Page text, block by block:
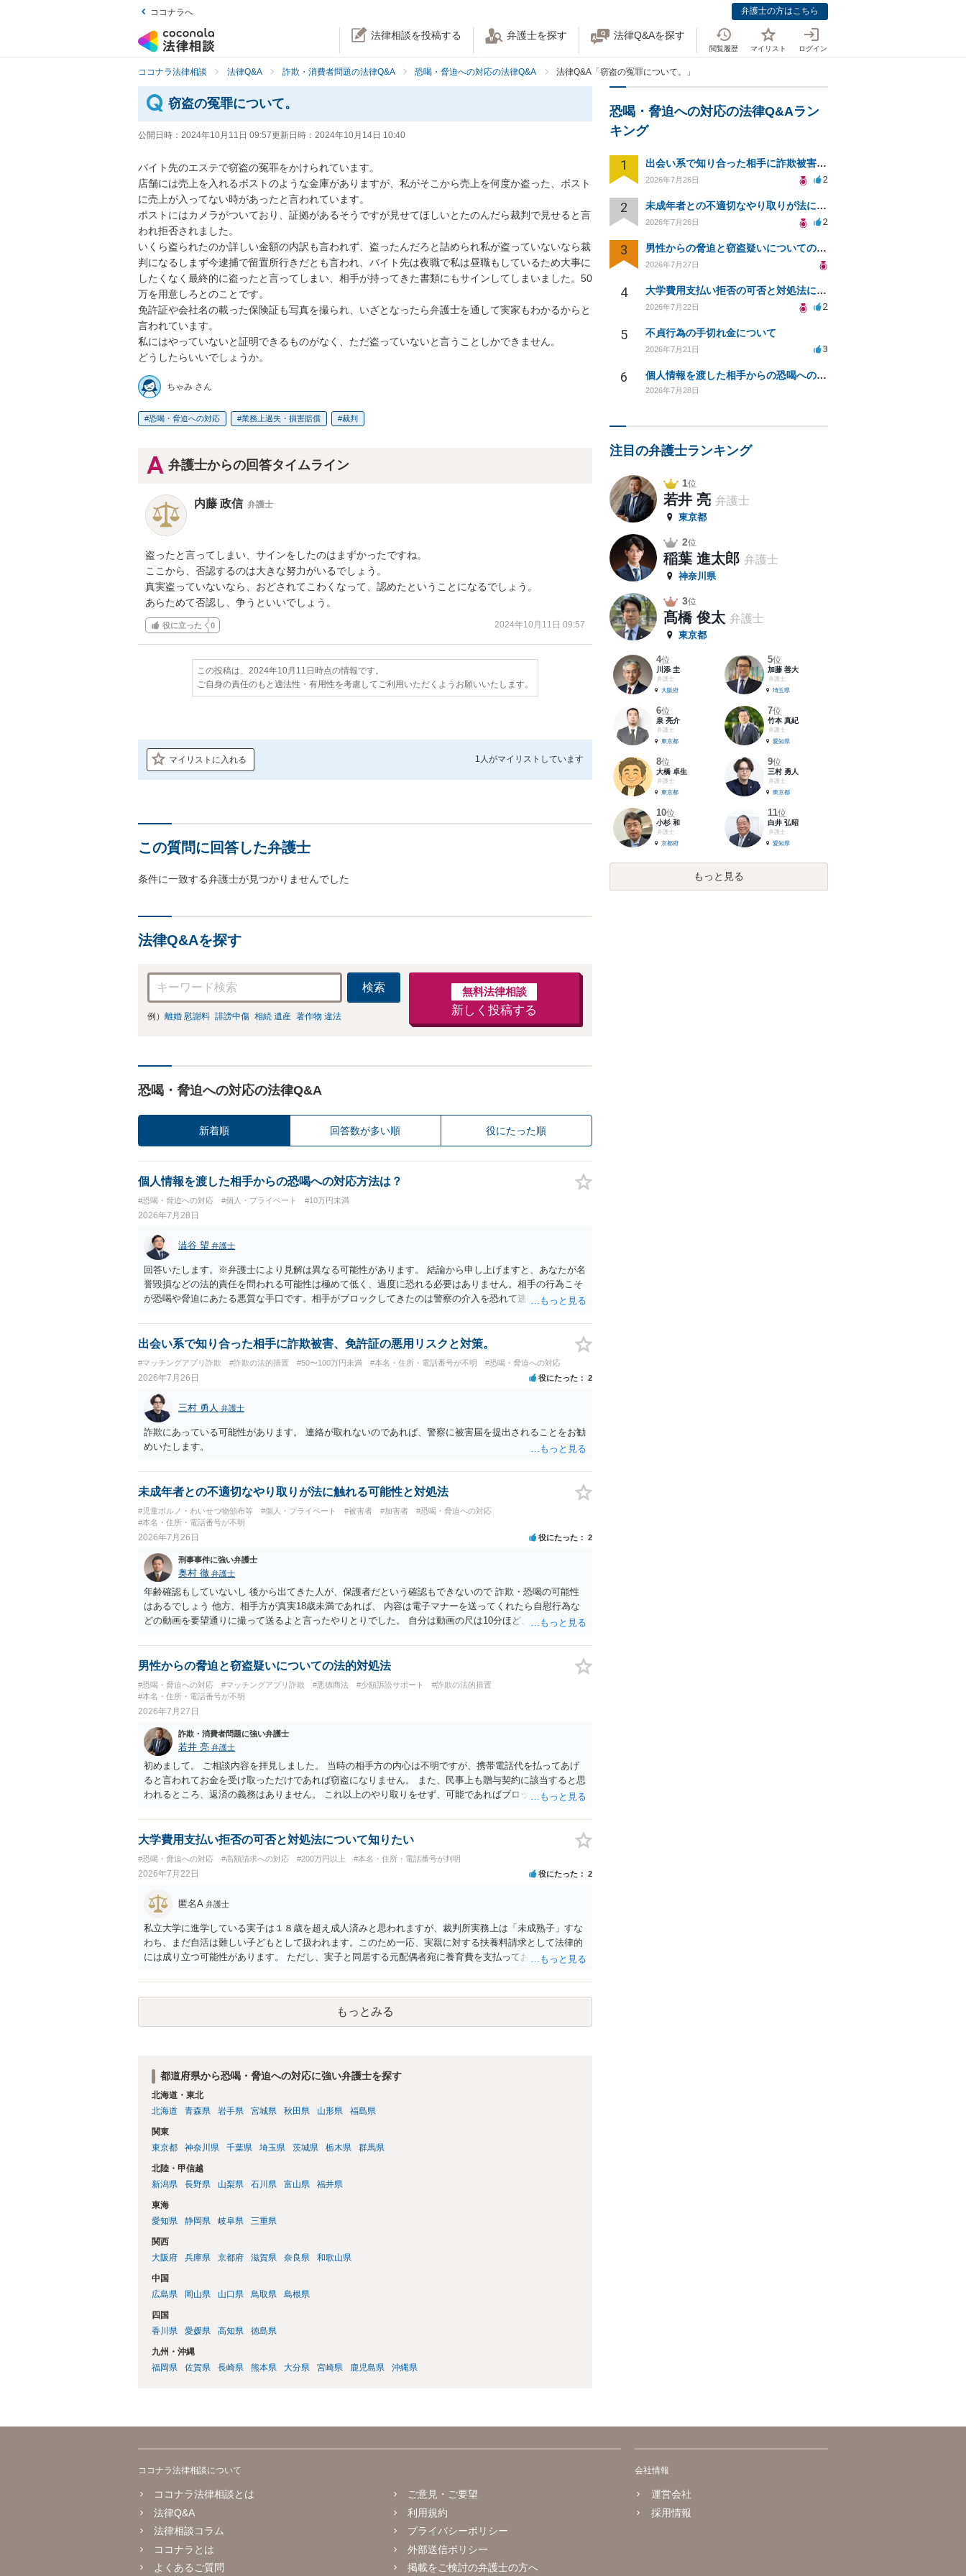
ココナラへ 弁護士の方はこちら
法律相談を投稿する 弁護士を探す 法律Q&Aを探す
閲覧履歴 マイリスト ログイン
ココナラ法律相談 法律Q&A 詐欺・消費者問題の法律Q&A 恐喝・脅迫への対応の法律Q&A 法律Q&A「窃盗の冤罪について。」
窃盗の冤罪について。
公開日時： 2024年10月11日 09:57更新日時： 2024年10月14日 10:40
バイト先のエステで窃盗の冤罪をかけられています。
店舗には売上を入れるポストのような金庫がありますが、私がそこから売上を何度か盗った、ポスト
に売上が入ってない時があったと言われています。
ポストにはカメラがついており、証拠があるそうですが見せてほしいとたのんだら裁判で見せると言
われ拒否されました。
いくら盗られたのか詳しい金額の内訳も言われず、盗ったんだろと詰められ私が盗っていないなら裁
判になるしまず今逮捕で留置所行きだとも言われ、バイト先は夜職で私は昼職もしているため大事に
したくなく最終的に盗ったと言ってしまい、相手が持ってきた書類にもサインしてしまいました。50
万を用意しろとのことです。
免許証や会社名の載った保険証も写真を撮られ、いざとなったら弁護士を通して実家もわかるからと
言われています。
私にはやっていないと証明できるものがなく、ただ盗っていないと言うことしかできません。
どうしたらいいでしょうか。
ちゃみ さん
恐喝・脅迫への対応 業務上過失・損害賠償 裁判
弁護士からの回答タイムライン
内藤 政信 弁護士
盗ったと言ってしまい、サインをしたのはまずかったですね。
ここから、否認するのは大きな努力がいるでしょう。
真実盗っていないなら、おどされてこわくなって、認めたということになるでしょう。
あらためて否認し、争うといいでしょう。
役に立った 0 2024年10月11日 09:57
この投稿は、2024年10月11日時点の情報です。
ご自身の責任のもと適法性・有用性を考慮してご利用いただくようお願いいたします。
マイリストに入れる 1人がマイリストしています
この質問に回答した弁護士
条件に一致する弁護士が見つかりませんでした
法律Q&Aを探す
検索
例） 離婚 慰謝料 誹謗中傷 相続 遺産 著作物 違法
無料法律相談
新しく投稿する
恐喝・脅迫への対応の法律Q&A
新着順 回答数が多い順 役にたった順
個人情報を渡した相手からの恐喝への対応方法は？
#恐喝・脅迫への対応 #個人・プライベート #10万円未満
2026年7月28日
澁谷 望 弁護士
回答いたします。※弁護士により見解は異なる可能性があります。 結論から申し上げますと、あなたが名
誉毀損などの法的責任を問われる可能性は極めて低く、過度に恐れる必要はありません。相手の行為こそ
が恐喝や脅迫にあたる悪質な手口です。相手がブロックしてきたのは警察の介入を恐れて逃げた可能性が
りで「詐欺か」と聞いただけで名誉毀損は成立しません） ・マイナンバー総合フリーダイヤルへ連絡し、
カードの一時停止と再発行手続きを行う ・万が一に備え、会社には「個人情報を悪用されたトラブルに巻
来ても一切応じず、警察へ追加の報告を行ってください。
出会い系で知り合った相手に詐欺被害、免許証の悪用リスクと対策。
#マッチングアプリ詐欺 #詐欺の法的措置 #50〜100万円未満 #本名・住所・電話番号が不明 #恐喝・脅迫への対応
2026年7月26日 役にたった 2
三村 勇人 弁護士
詐欺にあっている可能性があります。 連絡が取れないのであれば、警察に被害届を提出されることをお勧
めいたします。
未成年者との不適切なやり取りが法に触れる可能性と対処法
#児童ポルノ・わいせつ物頒布等 #個人・プライベート #被害者 #加害者
#恐喝・脅迫への対応
#本名・住所・電話番号が不明
2026年7月26日 役にたった 2
刑事事件に強い弁護士
奥村 徹 弁護士
年齢確認もしていないし 後から出てきた人が、保護者だという確認もできないので 詐欺・恐喝の可能性
はあるでしょう 他方、相手方が真実18歳未満であれば、 内容は電子マナーを送ってくれたら自慰行為な
どの動画を要望通りに撮って送るよと言ったやりとりでした。 自分は動画の尺は10分ほど、服を着たまま
した。 そこから、撮影するまで暇なので顔の雰囲気の写真を交換して欲しい、住んでいる都道府県と区を
教えてと言われたので教えたりと言ったやり取りをしていました。 というやりとりは、青少年条例違反
男性からの脅迫と窃盗疑いについての法的対処法
#恐喝・脅迫への対応 #マッチングアプリ詐欺 #悪徳商法 #少額訴訟サポート
#詐欺の法的措置
#本名・住所・電話番号が不明
2026年7月27日
詐欺・消費者問題に強い弁護士
若井 亮 弁護士
初めまして。 ご相談内容を拝見しました。 当時の相手方の内心は不明ですが、携帯電話代を払ってあげ
ると言われてお金を受け取っただけであれば窃盗になりません。 また、民事上も贈与契約に該当すると思
われるところ、返済の義務はありません。 これ以上のやり取りをせず、可能であればブロックをするよう
になれば幸いです。
大学費用支払い拒否の可否と対処法について知りたい
#恐喝・脅迫への対応 #高額請求への対応 #200万円以上 #本名・住所・電話番号が判明
2026年7月22日 役にたった 2
匿名A 弁護士
私立大学に進学している実子は１８歳を超え成人済みと思われますが、裁判所実務上は「未成熟子」すな
わち、まだ自活は難しい子どもとして扱われます。このため一応、実親に対する扶養料請求として法律的
には成り立つ可能性があります。 ただし、実子と同居する元配偶者宛に養育費を支払っており、当該養育
ないという事情も存在します。 こうした場合には、支払を拒んだとしても学費の請求が裁判所によって強
制される可能性は低いといえます。 以上整理したとおり、貴殿の事情を説明し支払えないと実子に伝える
もっとみる
都道府県から恐喝・脅迫への対応に強い弁護士を探す
北海道・東北
北海道
青森県 岩手県 宮城県 秋田県 山形県 福島県
関東
東京都
神奈川県 千葉県 埼玉県 茨城県 栃木県 群馬県
北陸・甲信越
新潟県
長野県 山梨県 石川県 富山県 福井県
東海
愛知県
静岡県 岐阜県 三重県
関西
大阪府
兵庫県 京都府 滋賀県 奈良県 和歌山県
中国
広島県
岡山県 山口県 鳥取県 島根県
四国
香川県
愛媛県 高知県 徳島県
九州・沖縄
福岡県
佐賀県 長崎県 熊本県 大分県 宮崎県 鹿児島県 沖縄県
恐喝・脅迫への対応の法律Q&Aラン
キング
1 出会い系で知り合った相手に詐欺被害、免許証の悪用リスクと対策。
2026年7月26日 2
2 未成年者との不適切なやり取りが法に触れる可能性と対処法
2026年7月26日 2
3 男性からの脅迫と窃盗疑いについての法的対処法
2026年7月27日
4 大学費用支払い拒否の可否と対処法について知りたい
2026年7月22日 2
5 不貞行為の手切れ金について
2026年7月21日 3
6 個人情報を渡した相手からの恐喝への対応方法は？
2026年7月28日
注目の弁護士ランキング
1位
若井 亮 弁護士
東京都
2位
稲葉 進太郎 弁護士
神奈川県
3位
髙橋 俊太 弁護士
東京都
4位
川添 圭
弁護士
大阪府
5位
加藤 善大
弁護士
埼玉県
6位
泉 亮介
弁護士
東京都
7位
竹本 真紀
弁護士
愛知県
8位
大橋 卓生
弁護士
東京都
9位
三村 勇人
弁護士
東京都
10位
小杉 和
弁護士
京都府
11位
白井 弘昭
弁護士
愛知県
もっと見る
ココナラ法律相談について
ココナラ法律相談とは
法律Q&A
法律相談コラム
ココナラとは
よくあるご質問
ご意見・ご要望
利用規約
プライバシーポリシー
外部送信ポリシー
掲載をご検討の弁護士の方へ
会社情報
運営会社
採用情報